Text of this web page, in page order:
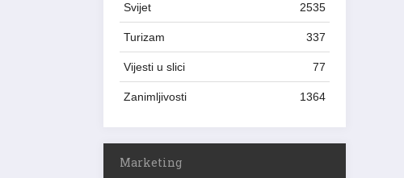
Svijet 2535
Turizam 337
Vijesti u slici 77
Zanimljivosti 1364
Marketing